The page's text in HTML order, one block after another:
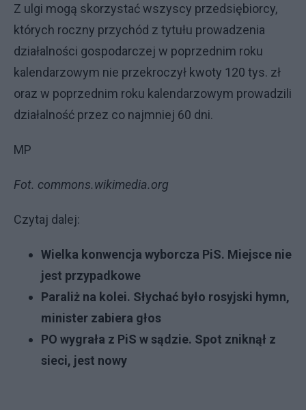
Z ulgi mogą skorzystać wszyscy przedsiębiorcy,
których roczny przychód z tytułu prowadzenia
działalności gospodarczej w poprzednim roku
kalendarzowym nie przekroczył kwoty 120 tys. zł
oraz w poprzednim roku kalendarzowym prowadzili
działalność przez co najmniej 60 dni.
MP
Fot. commons.wikimedia.org
Czytaj dalej:
Wielka konwencja wyborcza PiS. Miejsce nie
jest przypadkowe
Paraliż na kolei. Słychać było rosyjski hymn,
minister zabiera głos
PO wygrała z PiS w sądzie. Spot zniknął z
sieci, jest nowy